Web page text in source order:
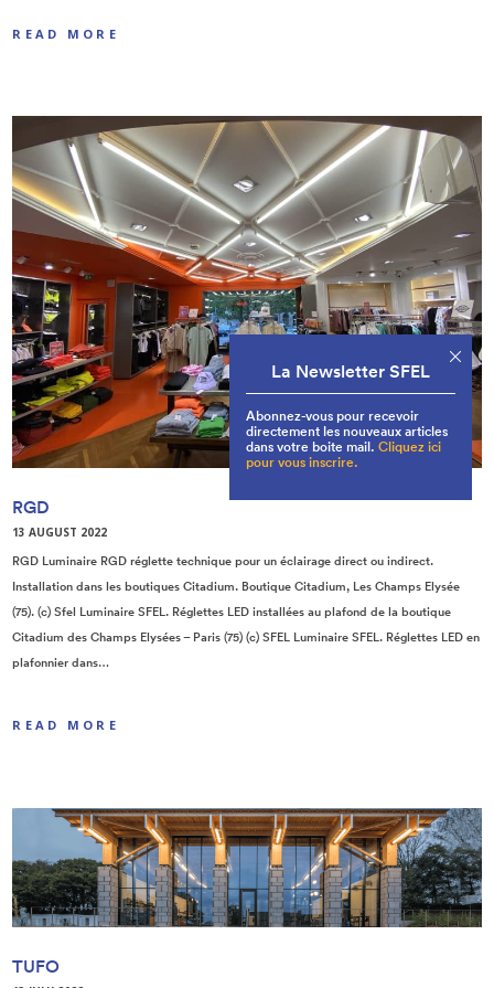
READ MORE
RGD
13 AUGUST 2022
RGD Luminaire RGD réglette technique pour un éclairage direct ou indirect.
Installation dans les boutiques Citadium. Boutique Citadium, Les Champs Elysée
(75). (c) Sfel Luminaire SFEL. Réglettes LED installées au plafond de la boutique
Citadium des Champs Elysées – Paris (75) (c) SFEL Luminaire SFEL. Réglettes LED en
plafonnier dans…
READ MORE
TUFO
La Newsletter SFEL
Abonnez-vous pour recevoir
directement les nouveaux articles
dans votre boite mail. Cliquez ici
pour vous inscrire.